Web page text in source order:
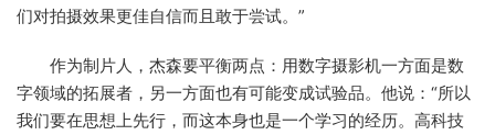
们对拍摄效果更佳自信而且敢于尝试。”
作为制片人，杰森要平衡两点：用数字摄影机一方面是数
字领域的拓展者，另一方面也有可能变成试验品。他说：“所以
我们要在思想上先行，而这本身也是一个学习的经历。高科技